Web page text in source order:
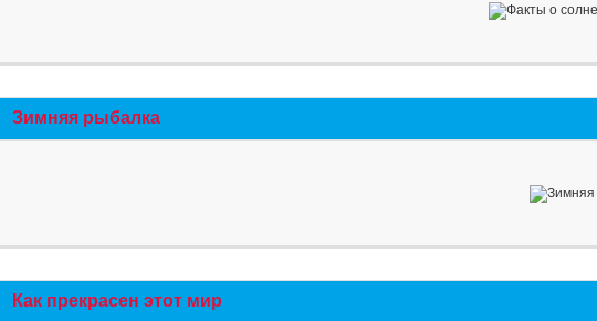
Зимняя рыбалка
Как прекрасен этот мир